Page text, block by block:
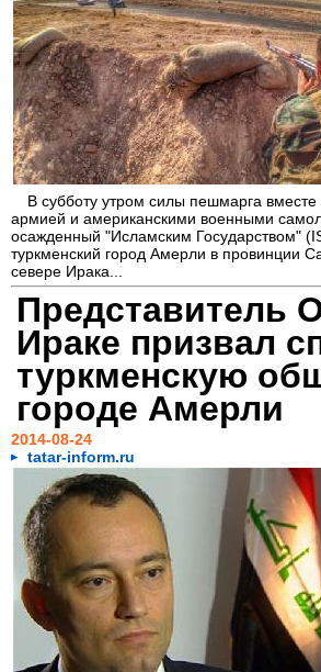
В субботу утром силы пешмарга вместе
армией и американскими военными
осажденный "Исламским Государством"
туркменский город Амерли в провинции
севере Ирака...
Представитель
Ираке призвал
туркменскую
городе Амерли
2014-08-24
tatar-inform.ru